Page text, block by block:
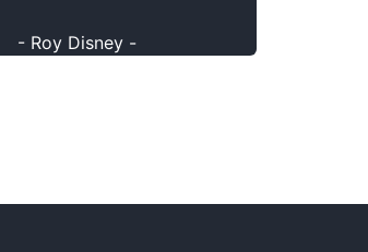
- Roy Disney -